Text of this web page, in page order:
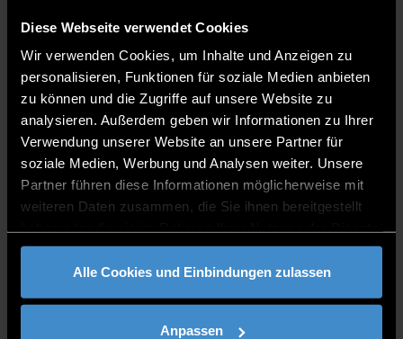
Diese Webseite verwendet Cookies
Wir verwenden Cookies, um Inhalte und Anzeigen zu
personalisieren, Funktionen für soziale Medien anbieten
zu können und die Zugriffe auf unsere Website zu
analysieren. Außerdem geben wir Informationen zu Ihrer
Verwendung unserer Website an unsere Partner für
soziale Medien, Werbung und Analysen weiter. Unsere
Partner führen diese Informationen möglicherweise mit
weiteren Daten zusammen, die Sie ihnen bereitgestellt
gesammelt haben.
Alle Cookies und Einbindungen zulassen
Anpassen
solcher Ansatz bietet insbesondere für ländlich
geprägte Regionen enorme wirtschaftliche und
ökologische Strukturvorteile, da
Wertschöpfungsketten direkt vor Ort gebunden
werden.
Die größte Barriere:Diesem Potenzial steht jedoch
eine massive Hürde gegenüber, in der sich alle
Akteure einig waren: Eine überbordende, starre
Regulatorik macht es den Betrieben derzeit extrem
schwer, die Technologien wirtschaftlich und zeitnah in
Wirtschaftliche Unsicherheiten:Zudem belasten
unklare Faktoren wie die langfristig gesicherte
Verfügbarkeit biogener Quellen sowie die generelle
Rentabilität unter den aktuellen Marktbedingungen
die Investitionssicherheit der Unternehmen.